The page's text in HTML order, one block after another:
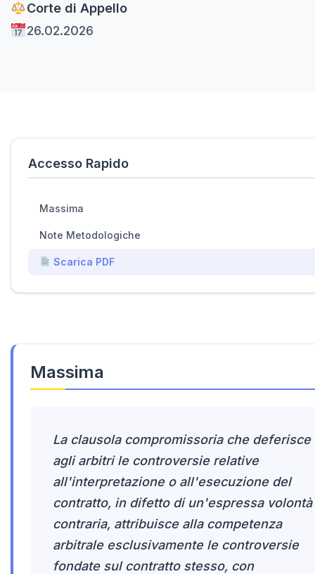
Corte di Appello
26.02.2026
Massima
La clausola compromissoria che deferisce
agli arbitri le controversie relative
all'interpretazione o all'esecuzione del
contratto, in difetto di un'espressa volontà
contraria, attribuisce alla competenza
arbitrale esclusivamente le controversie
fondate sul contratto stesso, con
Accesso Rapido
Massima
Note Metodologiche
Scarica PDF